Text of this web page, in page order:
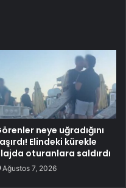
neye uğradığını
Elindeki kürekle
oturanlara saldırdı
Ağustos 7, 2026